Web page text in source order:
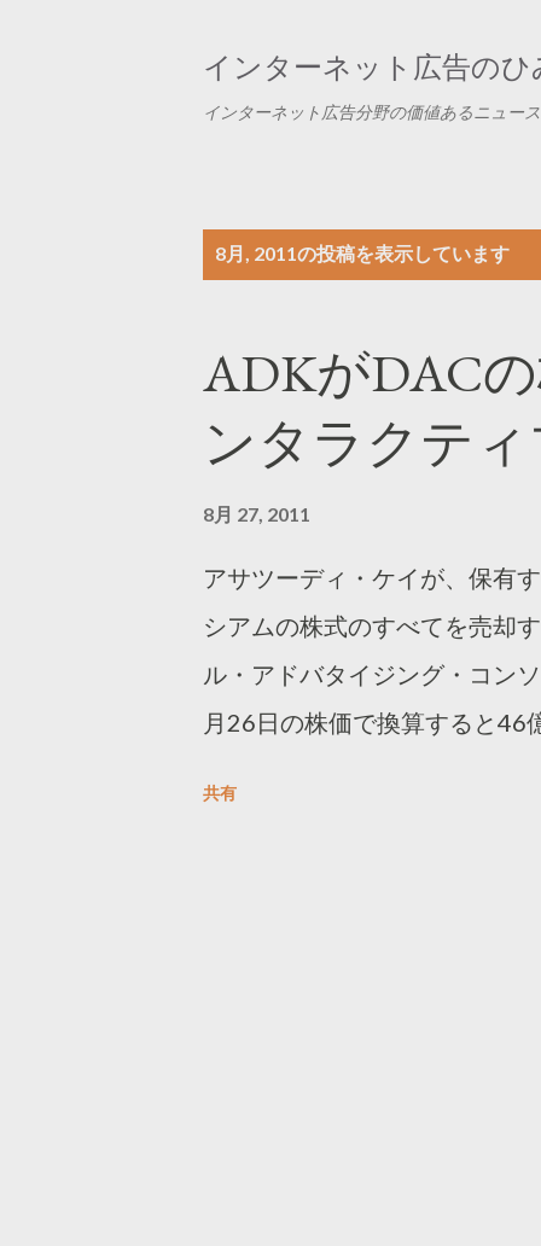
インターネット広告のひ
インターネット広告分野の価値あるニュー
8月, 2011の投稿を表示しています
ADKがDAC
ンタラクテ
8月 27, 2011
アサツーディ・ケイが、保有
シアムの株式のすべてを売却
ル・アドバタイジング・コン
月26日の株価で換算すると46
共有